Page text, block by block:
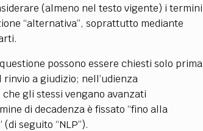
(almeno nel testo vigente) i termini
“alternativa”, soprattutto mediante
possono essere chiesti solo prima
a giudizio; nell’udienza
gli stessi vengano avanzati
di decadenza è fissato “fino alla
seguito “NLP”).